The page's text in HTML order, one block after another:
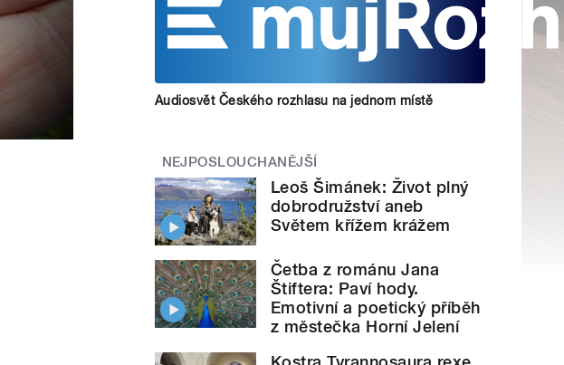
Audiosvět Českého rozhlasu na jednom místě
NEJPOSLOUCHANĚJŠÍ
Leoš Šimánek: Život plný
dobrodružství aneb
Světem křížem krážem
Četba z románu Jana
Štiftera: Paví hody.
Emotivní a poetický příběh
z městečka Horní Jelení